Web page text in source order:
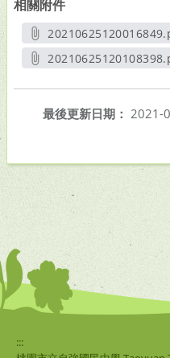
相關附件
另開新視窗
最後更新日期： 2021-
:::